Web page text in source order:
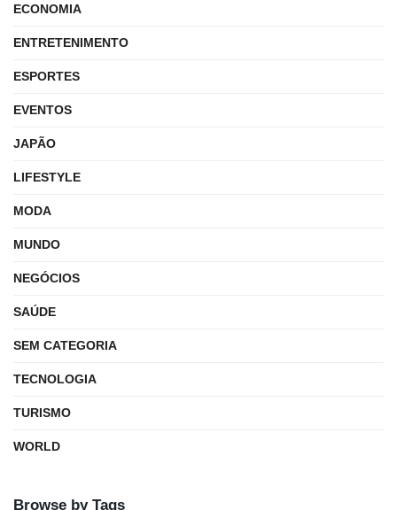
ECONOMIA
ENTRETENIMENTO
ESPORTES
EVENTOS
JAPÃO
LIFESTYLE
MODA
MUNDO
NEGÓCIOS
SAÚDE
SEM CATEGORIA
TECNOLOGIA
TURISMO
WORLD
Browse by Tags